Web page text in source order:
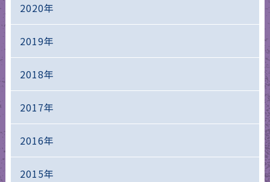
2020年
2019年
2018年
2017年
2016年
2015年